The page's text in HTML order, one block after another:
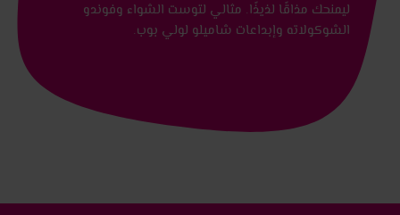
ليمنحك مذاقًا لذيذًا. مثالي لتوست الشواء وفوندو
الشوكولاته وإبداعات شاميلو لولي بوب.